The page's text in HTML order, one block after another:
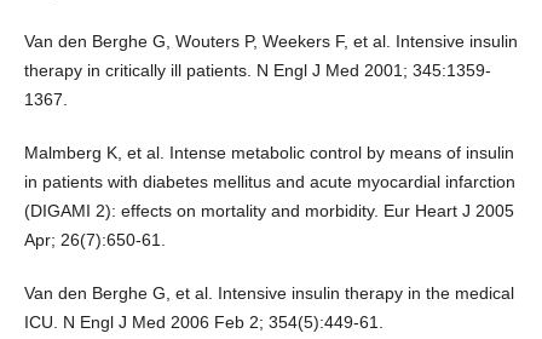
Van den Berghe G, Wouters P, Weekers F, et al. Intensive insulin
therapy in critically ill patients. N Engl J Med 2001; 345:1359-
1367.
Malmberg K, et al. Intense metabolic control by means of insulin
in patients with diabetes mellitus and acute myocardial infarction
(DIGAMI 2): effects on mortality and morbidity. Eur Heart J 2005
Apr; 26(7):650-61.
Van den Berghe G, et al. Intensive insulin therapy in the medical
ICU. N Engl J Med 2006 Feb 2; 354(5):449-61.